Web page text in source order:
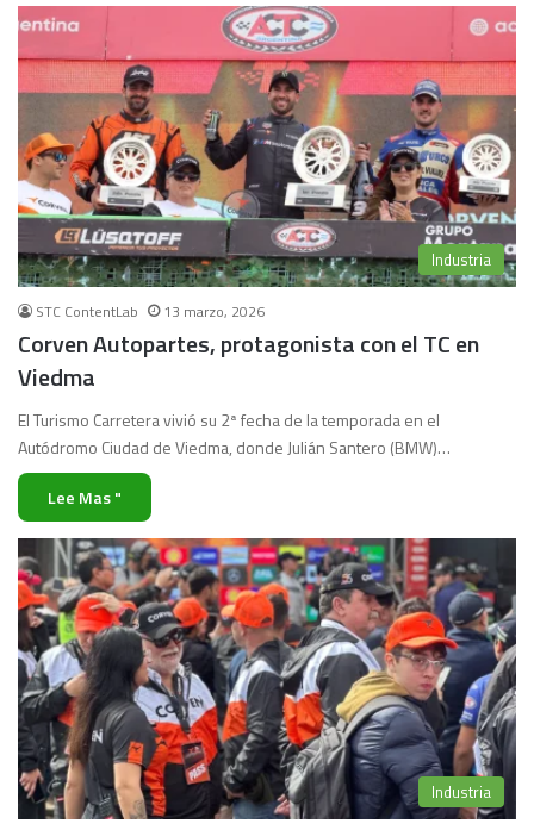
Industria
STC ContentLab 13 marzo, 2026
Corven Autopartes, protagonista con el TC en
Viedma
El Turismo Carretera vivió su 2ª fecha de la temporada en el
Autódromo Ciudad de Viedma, donde Julián Santero (BMW)…
Lee Mas "
Industria